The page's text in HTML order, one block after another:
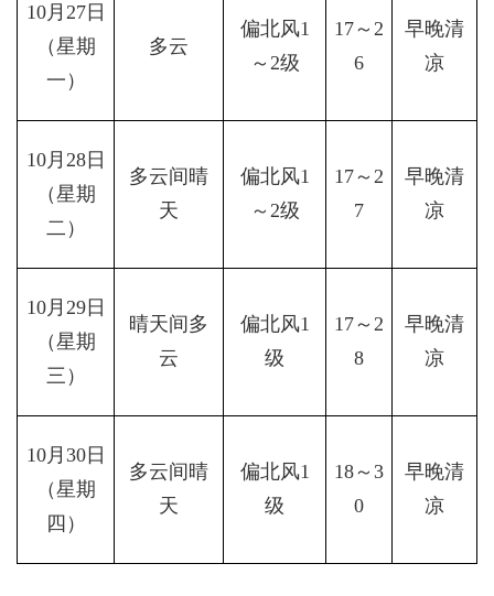
10月27日
（星期
一）
多云
偏北风1
～2级
17～2
6
早晚清
凉
10月28日
（星期
二）
多云间晴
天
偏北风1
～2级
17～2
7
早晚清
凉
10月29日
（星期
三）
晴天间多
云
偏北风1
级
17～2
8
早晚清
凉
10月30日
（星期
四）
多云间晴
天
偏北风1
级
18～3
0
早晚清
凉